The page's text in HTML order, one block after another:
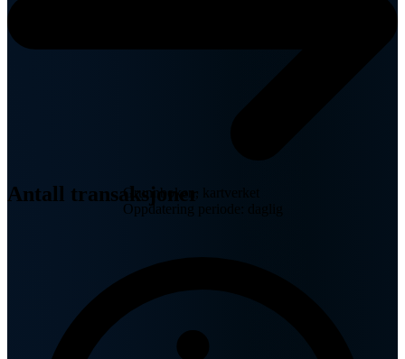
Antall transaksjoner
Grunnboken, kartverket
Oppdatering periode: daglig